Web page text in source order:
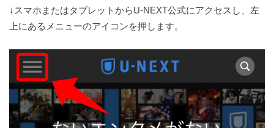
↓スマホまたはタブレットからU-NEXT公式にアクセスし、左
上にあるメニューのアイコンを押します。